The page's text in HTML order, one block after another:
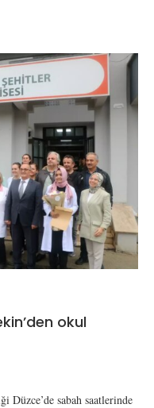
okul
sabah saatlerinde